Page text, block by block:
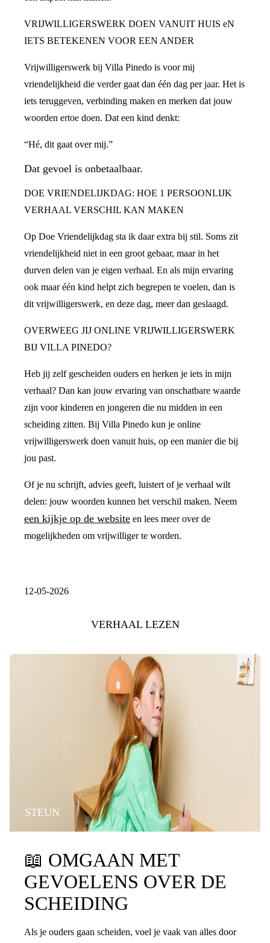
VRIJWILLIGERSWERK DOEN VANUIT HUIS eN
IETS BETEKENEN VOOR EEN ANDER
Vrijwilligerswerk bij Villa Pinedo is voor mij
vriendelijkheid die verder gaat dan één dag per jaar. Het is
iets teruggeven, verbinding maken en merken dat jouw
woorden ertoe doen. Dat een kind denkt:
“Hé, dit gaat over mij.”
Dat gevoel is onbetaalbaar.
DOE VRIENDELIJKDAG: HOE 1 PERSOONLIJK
VERHAAL VERSCHIL KAN MAKEN
Op Doe Vriendelijkdag sta ik daar extra bij stil. Soms zit
vriendelijkheid niet in een groot gebaar, maar in het
durven delen van je eigen verhaal. En als mijn ervaring
ook maar één kind helpt zich begrepen te voelen, dan is
dit vrijwilligerswerk, en deze dag, meer dan geslaagd.
OVERWEEG JIJ ONLINE VRIJWILLIGERSWERK
BIJ VILLA PINEDO?
Heb jij zelf gescheiden ouders en herken je iets in mijn
verhaal? Dan kan jouw ervaring van onschatbare waarde
zijn voor kinderen en jongeren die nu midden in een
scheiding zitten. Bij Villa Pinedo kun je online
vrijwilligerswerk doen vanuit huis, op een manier die bij
jou past.
Of je nu schrijft, advies geeft, luistert of je verhaal wilt
delen: jouw woorden kunnen het verschil maken. Neem
een kijkje op de website en lees meer over de
mogelijkheden om vrijwilliger te worden.
12-05-2026
VERHAAL LEZEN
STEUN
📖 OMGAAN MET
GEVOELENS OVER DE
SCHEIDING
Als je ouders gaan scheiden, voel je vaak van alles door